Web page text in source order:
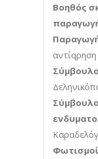
Βοηθός
αντίqρηση